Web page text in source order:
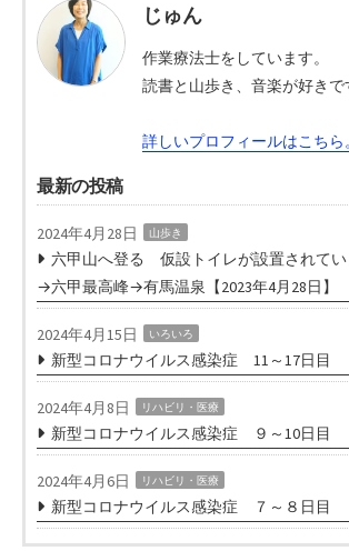
じゅん
作業療法士をしています。
読書と山歩き、音楽が好きで
詳しいプロフィールはこちら。
最新の投稿
2024年4月28日 山歩き
六甲山へ登る 仮設トイレが設置されて
→六甲最高峰→有馬温泉【2023年4月28日】
2024年4月15日 いろいろ
新型コロナウイルス感染症 11～17日目
2024年4月8日 リハビリ・医療
新型コロナウイルス感染症 ９～10日目
2024年4月6日 リハビリ・医療
新型コロナウイルス感染症 ７～８日目